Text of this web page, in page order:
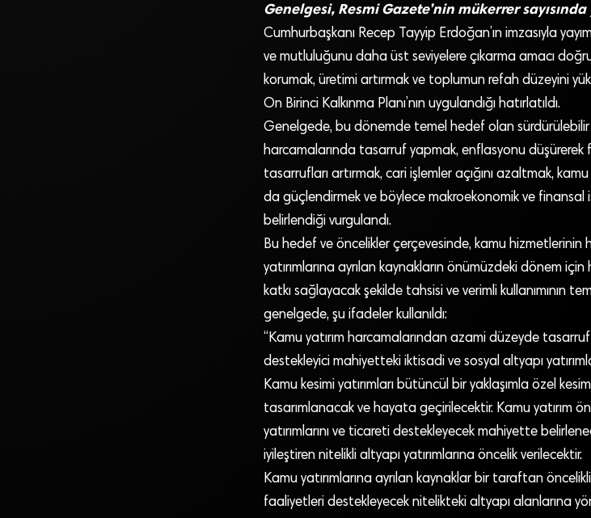
Genelgesi, Resmi Gazete’nin mükerrer sayısında
Cumhurbaşkanı Recep Tayyip Erdoğan’ın imzasıyla
ve mutluluğunu daha üst seviyelere çıkarma amacı
korumak, üretimi artırmak ve toplumun refah düzeyini
On Birinci Kalkınma Planı’nın uygulandığı hatırlatıldı.
Genelgede, bu dönemde temel hedef olan
harcamalarında tasarruf yapmak, enflasyonu düşürerek
tasarrufları artırmak, cari işlemler açığını azaltmak,
da güçlendirmek ve böylece makroekonomik ve finansal
belirlendiği vurgulandı.
Bu hedef ve öncelikler çerçevesinde, kamu hizmetlerinin
yatırımlarına ayrılan kaynakların önümüzdeki dönem
katkı sağlayacak şekilde tahsisi ve verimli kullanımının
genelgede, şu ifadeler kullanıldı:
“Kamu yatırım harcamalarından azami düzeyde
destekleyici mahiyetteki iktisadi ve sosyal altyapı
Kamu kesimi yatırımları bütüncül bir yaklaşımla özel
tasarımlanacak ve hayata geçirilecektir. Kamu yatırım
yatırımlarını ve ticareti destekleyecek mahiyette
iyileştiren nitelikli altyapı yatırımlarına öncelik verilecektir.
Kamu yatırımlarına ayrılan kaynaklar bir taraftan
faaliyetleri destekleyecek nitelikteki altyapı alanlarına